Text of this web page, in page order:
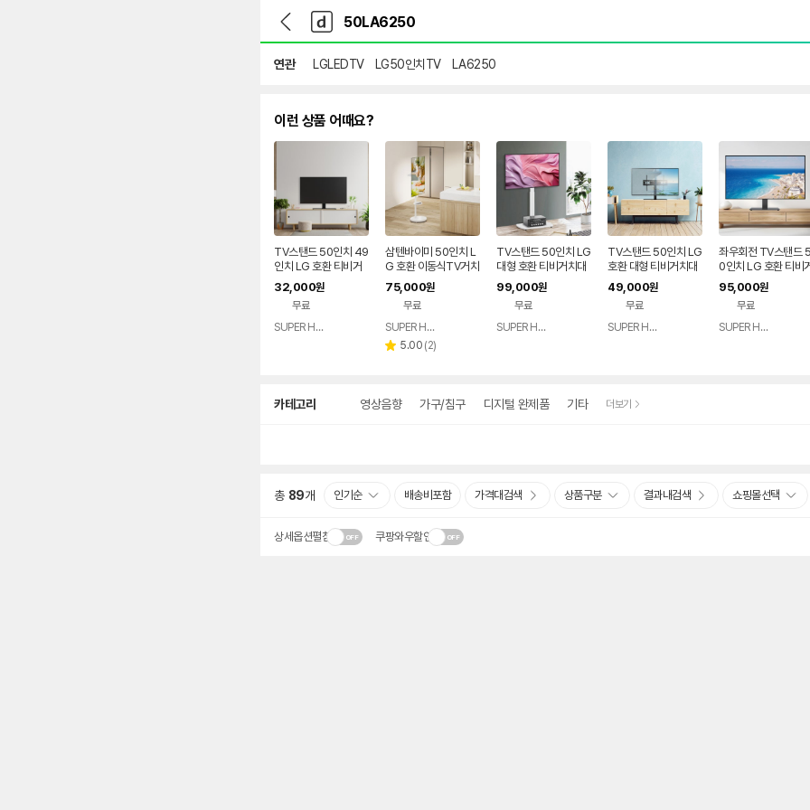
다
나
와
가
기
다
와
메
인
연관 LGLEDTV LG50인치TV LA6250
이런 상품 어때요?
TV스탠드 50인치 49
인치 LG 호환 티비거
치대 50LA6250 50
LA6230 50LA620
5 50LA6200 49UX
340C 49UW340C
32,000원
무료
SUPER HERO
삼텐바이미 50인치 L
G 호환 이동식TV거치
대 50LA6650 50L
A6250 50LA6230
50LA6205 50LA6
200
75,000원
무료
SUPER HERO
별 5.00 리
(2)
TV스탠드 50인치 LG
대형 호환 티비거치대
50LB5650 50LB5
600 50LA6650 50
LA6250 50LA623
0
99,000원
무료
SUPER HERO
TV스탠드 50인치 LG
호환 대형 티비거치대
50LB5650 50LB5
600 50LA6650 50
LA6250 50LA623
0
49,000원
무료
SUPER HERO
좌우회전 TV스탠드 5
0인치 LG 호환 티비
치대 50LA6250 50
LA6230 50LA620
5 50LA6200
95,000원
무료
SUPER HERO
카테고리 영상음향 가구/침구 디지털 완제품 기타 더보기
총 89개 인기순 배송비포함 가격대검색 상품구분 결과내검색 쇼핑몰선택
상세옵션펼침 쿠팡와우할인